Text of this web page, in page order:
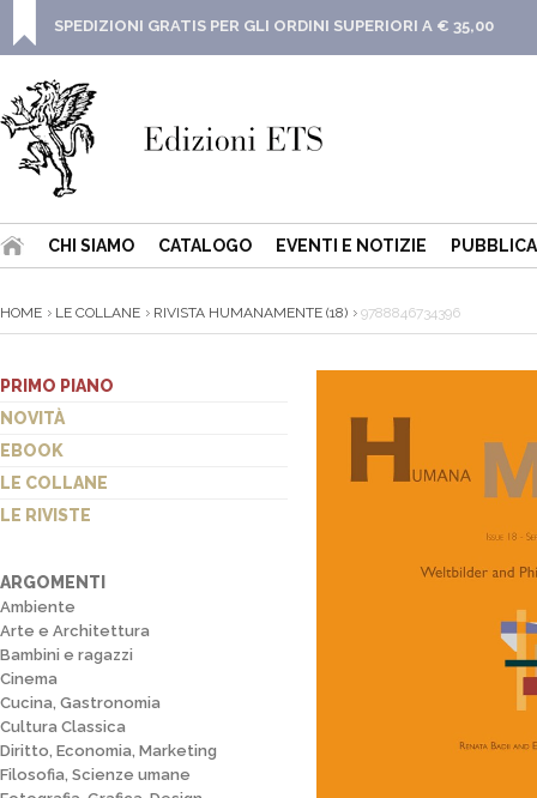
SPEDIZIONI GRATIS PER GLI ORDINI SUPERIORI A € 35,00
CHI SIAMO CATALOGO EVENTI E NOTIZIE
HOME LE COLLANE RIVISTA HUMANAMENTE (18) 9788846734396
PRIMO PIANO
NOVITÀ
EBOOK
LE COLLANE
LE RIVISTE
ARGOMENTI
Ambiente
Arte e Architettura
Bambini e ragazzi
Cinema
Cucina, Gastronomia
Cultura Classica
Diritto, Economia, Marketing
Filosofia, Scienze umane